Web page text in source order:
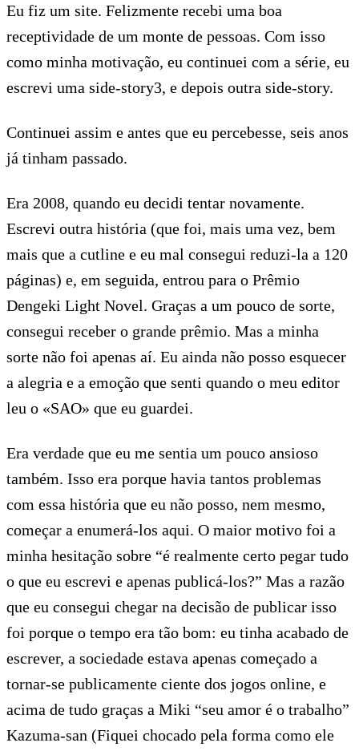
Eu fiz um site. Felizmente recebi uma boa
receptividade de um monte de pessoas. Com isso
como minha motivação, eu continuei com a série, eu
escrevi uma side-story3, e depois outra side-story.
Continuei assim e antes que eu percebesse, seis anos
já tinham passado.
Era 2008, quando eu decidi tentar novamente.
Escrevi outra história (que foi, mais uma vez, bem
mais que a cutline e eu mal consegui reduzi-la a 120
páginas) e, em seguida, entrou para o Prêmio
Dengeki Light Novel. Graças a um pouco de sorte,
consegui receber o grande prêmio. Mas a minha
sorte não foi apenas aí. Eu ainda não posso esquecer
a alegria e a emoção que senti quando o meu editor
leu o «SAO» que eu guardei.
Era verdade que eu me sentia um pouco ansioso
também. Isso era porque havia tantos problemas
com essa história que eu não posso, nem mesmo,
começar a enumerá-los aqui. O maior motivo foi a
minha hesitação sobre “é realmente certo pegar tudo
o que eu escrevi e apenas publicá-los?” Mas a razão
que eu consegui chegar na decisão de publicar isso
foi porque o tempo era tão bom: eu tinha acabado de
escrever, a sociedade estava apenas começado a
tornar-se publicamente ciente dos jogos online, e
acima de tudo graças a Miki “seu amor é o trabalho”
Kazuma-san (Fiquei chocado pela forma como ele